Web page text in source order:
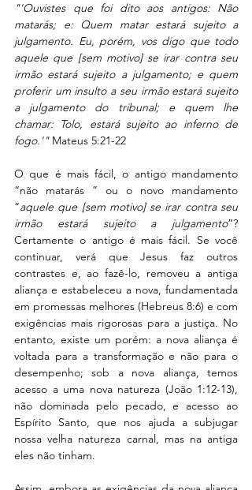
"'Ouvistes que foi dito aos antigos: Não
matarás; e: Quem matar estará sujeito a
julgamento. Eu, porém, vos digo que todo
aquele que [sem motivo] se irar contra seu
irmão estará sujeito a julgamento; e quem
proferir um insulto a seu irmão estará sujeito
a julgamento do tribunal; e quem lhe
chamar: Tolo, estará sujeito ao inferno de
fogo.'" Mateus 5:21-22
O que é mais fácil, o antigo mandamento
“não matarás ” ou o novo mandamento
“aquele que [sem motivo] se irar contra seu
irmão estará sujeito a julgamento”?
Certamente o antigo é mais fácil. Se você
continuar, verá que Jesus faz outros
contrastes e, ao fazê-lo, removeu a antiga
aliança e estabeleceu a nova, fundamentada
em promessas melhores (Hebreus 8:6) e com
exigências mais rigorosas para a justiça. No
entanto, existe um porém: a nova aliança é
voltada para a transformação e não para o
desempenho; sob a nova aliança, temos
acesso a uma nova natureza (João 1:12-13),
não dominada pelo pecado, e acesso ao
Espírito Santo, que nos ajuda a subjugar
nossa velha natureza carnal, mas na antiga
eles não tinham.